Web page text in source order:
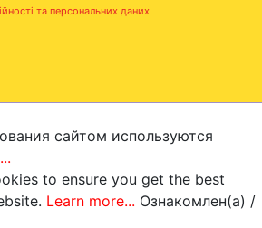
та персональних даних
сайтом используются
to ensure you get the best
Learn more... Ознакомлен(а) /